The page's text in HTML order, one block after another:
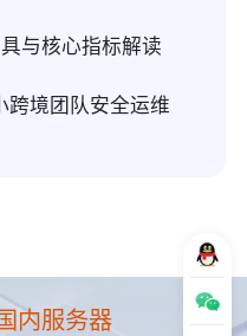
与核心指标解读
跨境团队安全运维
内服务器